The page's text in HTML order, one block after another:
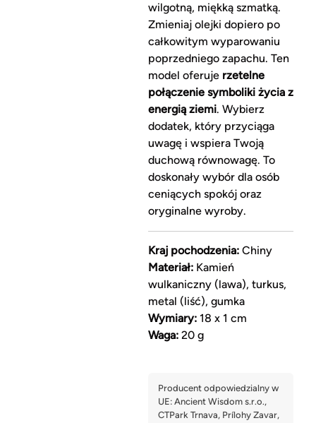
wilgotną, miękką szmatką.
Zmieniaj olejki dopiero po
całkowitym wyparowaniu
poprzedniego zapachu. Ten
model oferuje rzetelne
połączenie symboliki życia z
energią ziemi. Wybierz
dodatek, który przyciąga
uwagę i wspiera Twoją
duchową równowagę. To
doskonały wybór dla osób
ceniących spokój oraz
oryginalne wyroby.
Kraj pochodzenia:Chiny
Materiał:Kamień
wulkaniczny (lawa), turkus,
metal (liść), gumka
Wymiary:18 x 1 cm
Waga:20 g